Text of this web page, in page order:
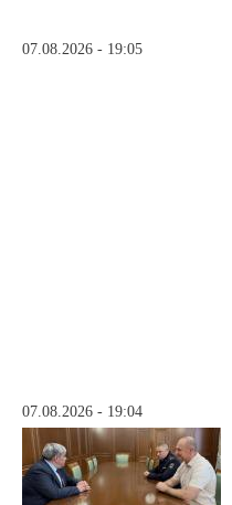
07.08.2026 - 19:05
07.08.2026 - 19:04